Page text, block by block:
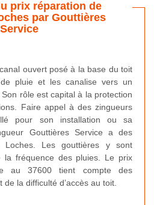
prix réparation de
par Gouttières
Service
ouvert posé à la base du toit
pluie et les canalise vers un
rôle est capital à la protection
Faire appel à des zingueurs
pour son installation ou sa
Gouttières Service a des
Les gouttières y sont
la fréquence des pluies. Le prix
au 37600 tient compte des
la difficulté d’accès au toit.